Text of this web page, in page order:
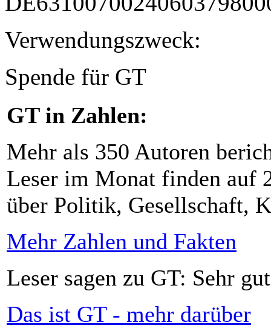
Verwendungszweck:
Spende für GT
GT in Zahlen:
Mehr als 350 Autoren
Leser im Monat finden auf
über Politik, Gesellschaft,
Mehr Zahlen und Fakten
Leser sagen zu GT: Sehr
Das ist GT - mehr darüber